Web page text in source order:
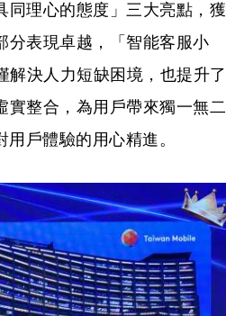
同理心的態度」三大亮點，獲
分表現卓越，「智能客服小
解決人力短缺困境，也提升了
實整合，為用戶帶來獨一無二
戶體驗的用心精進。